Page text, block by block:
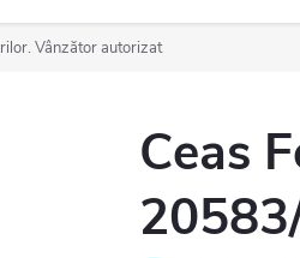
Vânzător autorizat
Ceas